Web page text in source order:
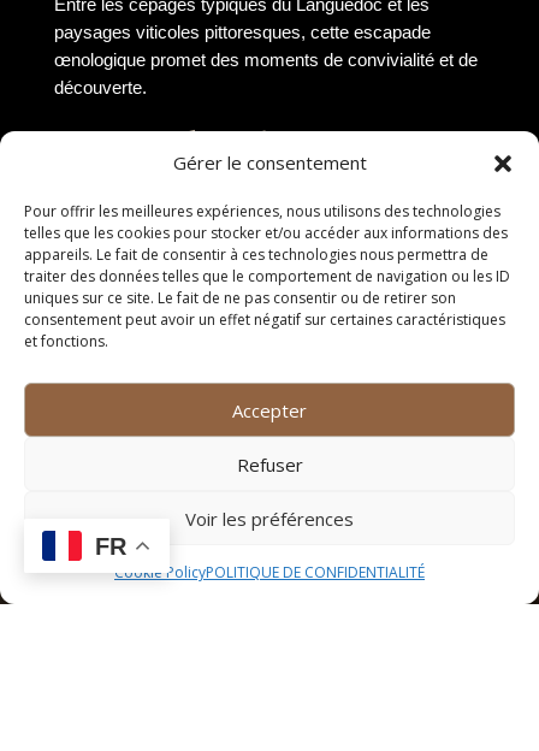
Gérer le consentement
Pour offrir les meilleures expériences, nous utilisons des technologies
telles que les cookies pour stocker et/ou accéder aux informations des
appareils. Le fait de consentir à ces technologies nous permettra de
traiter des données telles que le comportement de navigation ou les ID
uniques sur ce site. Le fait de ne pas consentir ou de retirer son
consentement peut avoir un effet négatif sur certaines caractéristiques
et fonctions.
Accepter
Refuser
Voir les préférences
Cookie PolicyPOLITIQUE DE CONFIDENTIALITÉ
paysages viticoles pittoresques, cette escapade
œnologique promet des moments de convivialité et de
découverte.
Profiter des plages à
proximité
Les plages à proximité de Montpellier – Saint Jean de
Vedas offrent un cadre idyllique pour se détendre et
profiter du soleil méditerranéen. Que ce soit pour une
journée farniente, une session de bronzage ou une
baignade rafraîchissante, les étendues de sable fin et
nautiques telles que le paddle, le surf ou la plongée
FR